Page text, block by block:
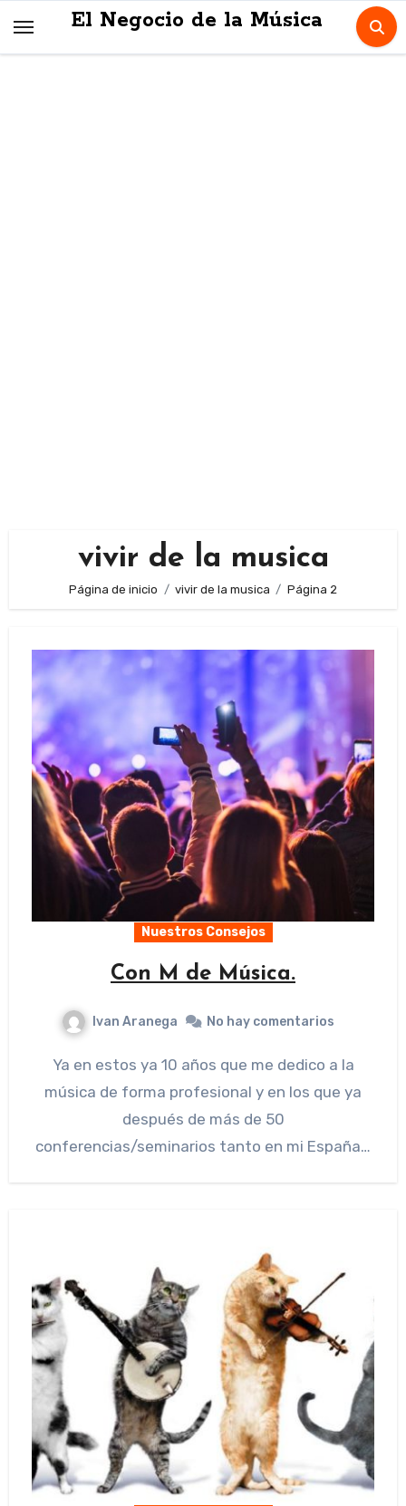
El Negocio de la Música
vivir de la musica
Página de inicio vivir de la musica Página 2
Nuestros Consejos
Con M de Música.
Ivan Aranega No hay comentarios
Ya en estos ya 10 años que me dedico a la
música de forma profesional y en los que ya
después de más de 50
conferencias/seminarios tanto en mi España…